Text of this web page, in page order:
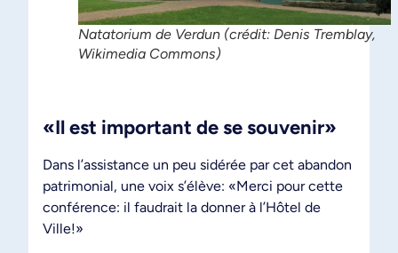
Natatorium de Verdun (crédit: Denis Tremblay,
Wikimedia Commons)
«Il est important de se souvenir»
Dans l’assistance un peu sidérée par cet abandon
patrimonial, une voix s’élève: «Merci pour cette
conférence: il faudrait la donner à l’Hôtel de
Ville!»